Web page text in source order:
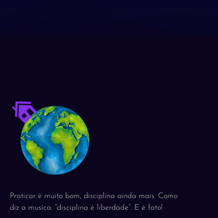
Praticar é muito bom, disciplina ainda mais. Como
diz a musica: “disciplina é liberdade”. E é fato!